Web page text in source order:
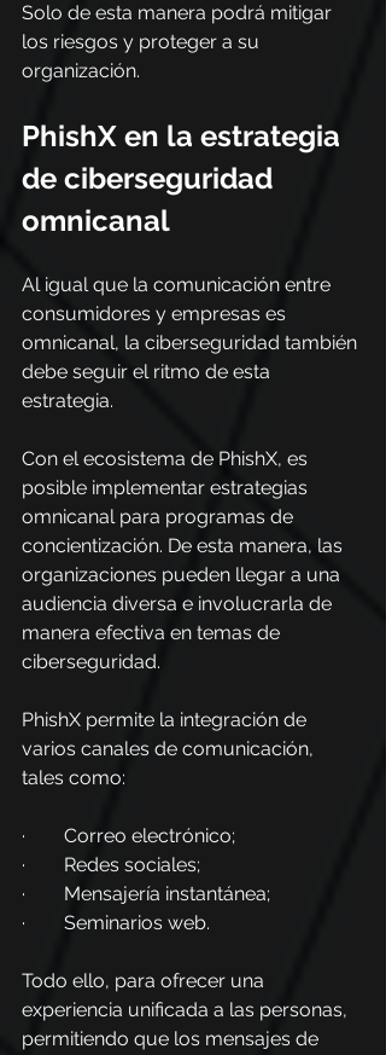
Solo de esta manera podrá mitigar
los riesgos y proteger a su
organización.
PhishX en la estrategia
de ciberseguridad
omnicanal
Al igual que la comunicación entre
consumidores y empresas es
omnicanal, la ciberseguridad también
debe seguir el ritmo de esta
estrategia.
Con el ecosistema de PhishX, es
posible implementar estrategias
omnicanal para programas de
concientización. De esta manera, las
organizaciones pueden llegar a una
audiencia diversa e involucrarla de
manera efectiva en temas de
ciberseguridad.
PhishX permite la integración de
varios canales de comunicación,
tales como:
·        Correo electrónico;
·        Redes sociales;
·        Mensajería instantánea;
·        Seminarios web.
Todo ello, para ofrecer una
experiencia unificada a las personas,
permitiendo que los mensajes de